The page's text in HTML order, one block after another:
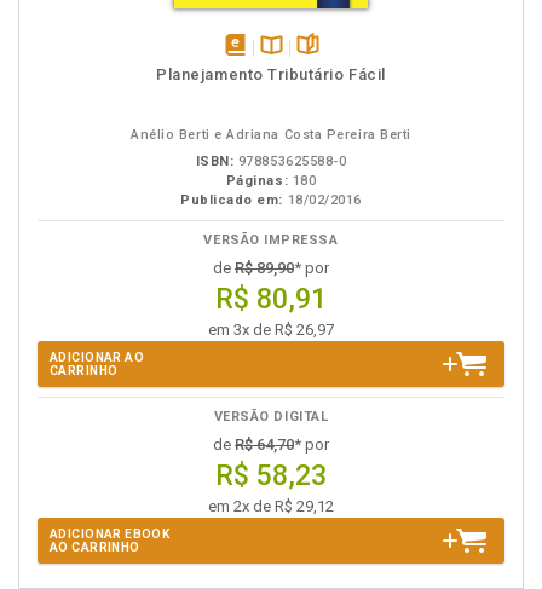
disponívelDisponível
páginas
Planejamento Tributário Fácil
Anélio Berti e Adriana Costa Pereira Berti
ISBN: 978853625588-0
Páginas: 180
Publicado em: 18/02/2016
VERSÃO IMPRESSA
de R$ 89,90* por
R$ 80,91
em 3x de R$ 26,97
ADICIONAR AO
CARRINHO
VERSÃO DIGITAL
de R$ 64,70* por
R$ 58,23
em 2x de R$ 29,12
ADICIONAR EBOOK
AO CARRINHO